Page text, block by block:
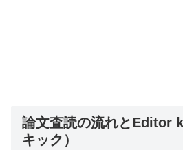
論文査読の流れとEditor
キック）